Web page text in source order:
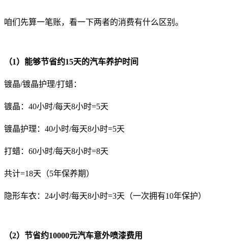
咱们先算一笔账，看一下两者的消费有什么区别。
（1）能够节省约15天的汽车养护时间
镀晶/镀晶护理/打蜡：
镀晶：40小时/每天8小时=5天
镀晶护理：40小时/每天8小时=5天
打蜡：60小时/每天8小时=8天
共计=18天（5年保养期）
隐形车衣：24小时/每天8小时=3天（一次拥有10年保护）
（2）节省约10000元汽车意外喷漆费用